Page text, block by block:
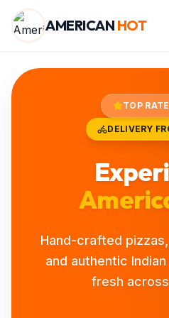
AMERICAN HOT
TOP
DELIVERY
Hand-crafted
and authentic
fresh